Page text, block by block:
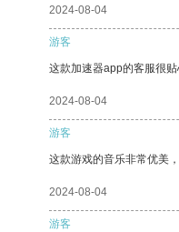
2024-08-04
游客
这款加速器app的客服很
2024-08-04
游客
这款游戏的音乐非常优美
2024-08-04
游客